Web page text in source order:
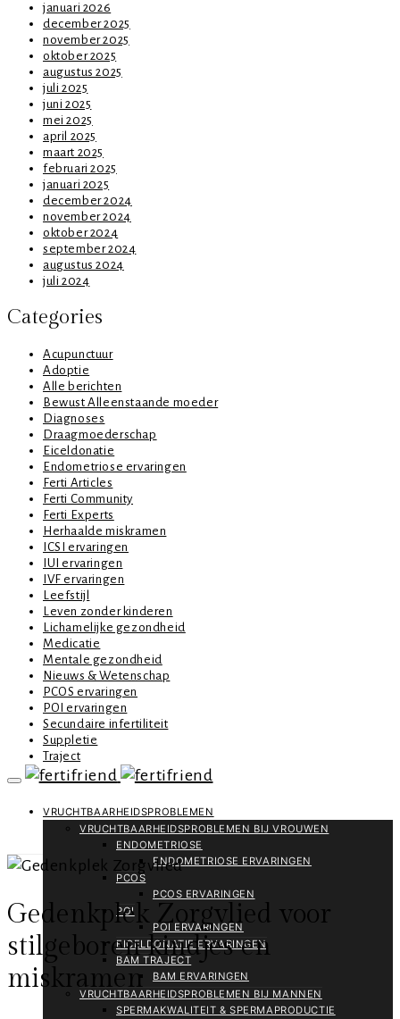
januari 2026
december 2025
november 2025
oktober 2025
augustus 2025
juli 2025
juni 2025
mei 2025
april 2025
maart 2025
februari 2025
januari 2025
december 2024
november 2024
oktober 2024
september 2024
augustus 2024
juli 2024
Categories
Acupunctuur
Adoptie
Alle berichten
Bewust Alleenstaande moeder
Diagnoses
Draagmoederschap
Eiceldonatie
Endometriose ervaringen
Ferti Articles
Ferti Community
Ferti Experts
Herhaalde miskramen
ICSI ervaringen
IUI ervaringen
IVF ervaringen
Leefstijl
Leven zonder kinderen
Lichamelijke gezondheid
Medicatie
Mentale gezondheid
Nieuws & Wetenschap
PCOS ervaringen
POI ervaringen
Secundaire infertiliteit
Suppletie
Traject
VRUCHTBAARHEIDSPROBLEMEN
VRUCHTBAARHEIDSPROBLEMEN BIJ VROUWEN
ENDOMETRIOSE
ENDOMETRIOSE ERVARINGEN
PCOS
PCOS ERVARINGEN
POI
POI ERVARINGEN
EICELDONATIE ERVARINGEN
BAM TRAJECT
BAM ERVARINGEN
VRUCHTBAARHEIDSPROBLEMEN BIJ MANNEN
SPERMAKWALITEIT & SPERMAPRODUCTIE
Gedenkplek Zorgvlied voor
stilgeboren kindjes en
miskramen